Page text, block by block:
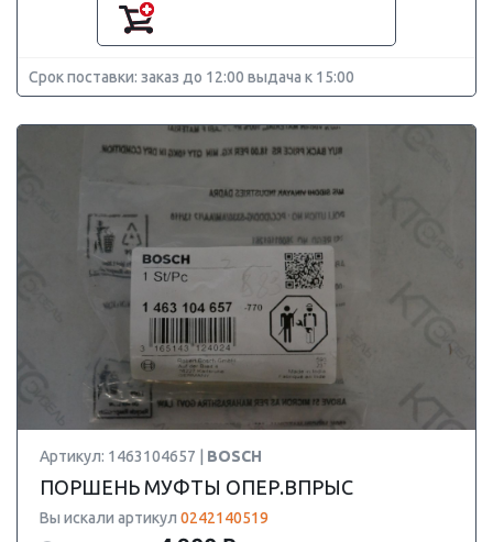
Срок поставки: заказ до 12:00 выдача к 15:00
Артикул: 1463104657 | BOSCH
ПОРШЕНЬ МУФТЫ ОПЕР.ВПРЫС
Вы искали артикул 0242140519